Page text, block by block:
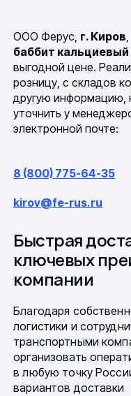
ООО Ферус, г. Киров
баббит
выгодной цене.
розницу, с складов
другую информацию,
уточнить у
электронной почте:
8 (800) 775-64-35
kirov@fe-rus.ru
Быстрая
ключевых
компании
Благодаря
логистики и
транспортными
организовать
в любую точку
вариантов доставки